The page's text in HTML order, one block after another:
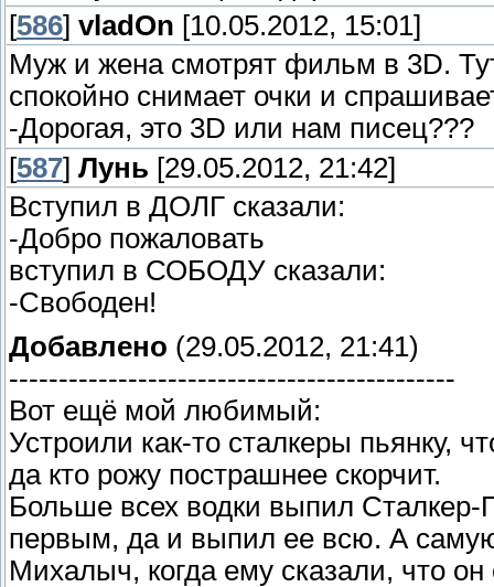
[586] vladOn [10.05.2012, 15:01]
Муж и жена смотрят фильм в 3D.
спокойно снимает очки и
-Дорогая, это 3D или нам писец???
[587] Лунь [29.05.2012, 21:42]
Вступил в ДОЛГ сказали:
-Добро пожаловать
вступил в СОБОДУ сказали:
-Свободен!
Добавлено (29.05.2012, 21:41)
---------------------------------------------
Вот ещё мой любимый:
Устроили как-то сталкеры пьянку,
да кто рожу пострашнее скорчит.
Больше всех водки выпил Сталкер-
первым, да и выпил ее всю. А
Михалыч, когда ему сказали, что